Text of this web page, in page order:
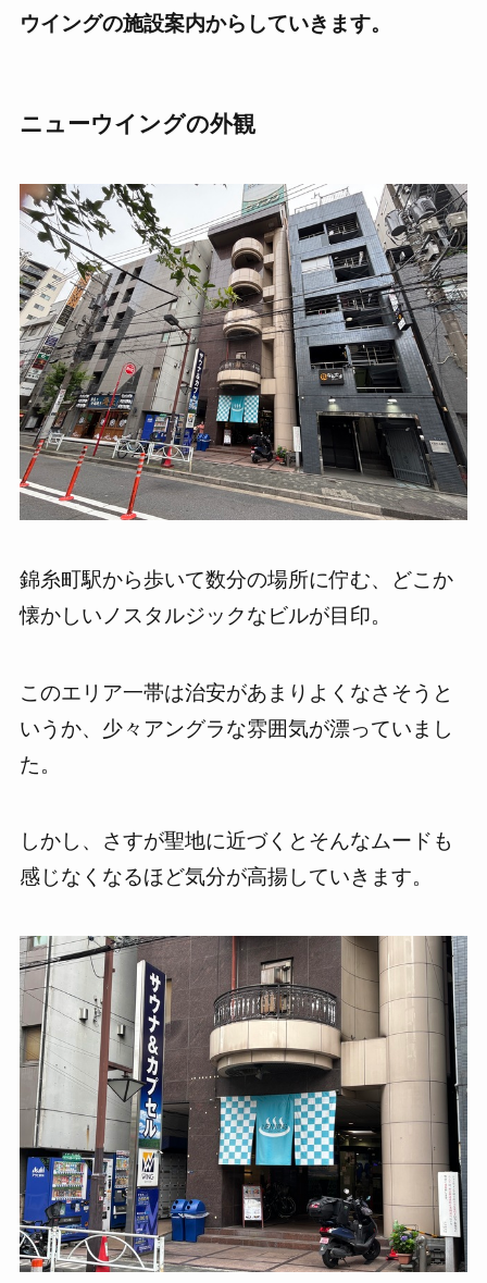
ウイングの施設案内からしていきます。
ニューウイングの外観
錦糸町駅から歩いて数分の場所に佇む、どこか
懐かしいノスタルジックなビルが目印。
このエリア一帯は治安があまりよくなさそうと
いうか、少々アングラな雰囲気が漂っていまし
た。
しかし、さすが聖地に近づくとそんなムードも
感じなくなるほど気分が高揚していきます。